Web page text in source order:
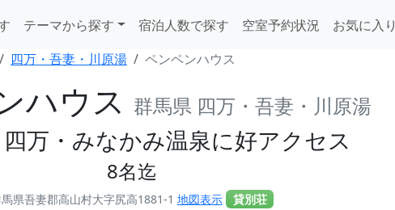
テーマから探す 宿泊人数で探す 空室予約状況
お気に入り
四万・吾妻・川原湯 ペンペンハウス
ハウス 群馬県 四万・吾妻・川原湯
万・みなかみ温泉に好アクセス
8名迄
県吾妻郡高山村大字尻高1881-1 地図表示 貸別荘